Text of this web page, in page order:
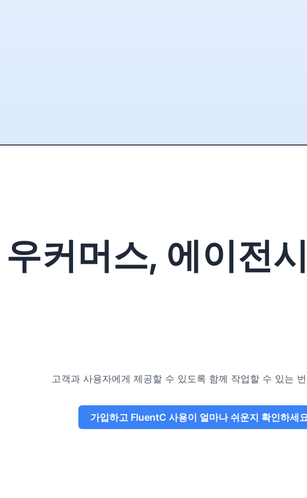
우커머스, 에이전
고객과 사용자에게 제공할 수 있도록 함께 작업할 수 있는
가입하고 FluentC 사용이 얼마나 쉬운지 확인하세요